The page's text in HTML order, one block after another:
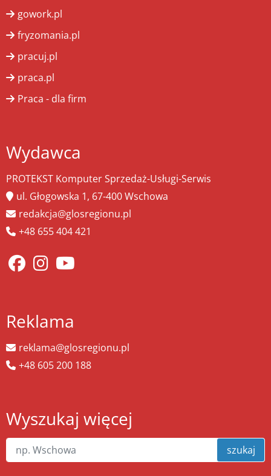
gowork.pl
fryzomania.pl
pracuj.pl
praca.pl
Praca - dla firm
Wydawca
PROTEKST Komputer Sprzedaż-Usługi-Serwis
ul. Głogowska 1, 67-400 Wschowa
redakcja@glosregionu.pl
+48 655 404 421
Reklama
reklama@glosregionu.pl
+48 605 200 188
Wyszukaj więcej
szukaj